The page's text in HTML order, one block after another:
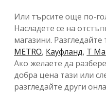
Или търсите още по-
Насладете се на
магазини.
METRO, Кауфланд, T
Ако желаете да
добра цена тази или
разгледайте други